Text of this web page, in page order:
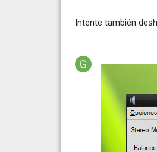
Intente también